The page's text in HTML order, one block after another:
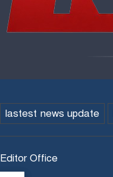
lastest news update
Editor Office